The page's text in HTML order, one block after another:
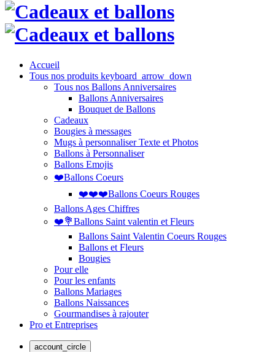
Accueil
Tous nos produits keyboard_arrow_down
Tous nos Ballons Anniversaires
Ballons Anniversaires
Bouquet de Ballons
Cadeaux
Bougies à messages
Mugs à personnaliser Texte et Photos
Ballons à Personnaliser
Ballons Emojis
❤️Ballons Coeurs
❤️❤️❤️Ballons Coeurs Rouges
Ballons Ages Chiffres
❤️💐Ballons Saint valentin et Fleurs
Ballons Saint Valentin Coeurs Rouges
Ballons et Fleurs
Bougies
Pour elle
Pour les enfants
Ballons Mariages
Ballons Naissances
Gourmandises à rajouter
Pro et Entreprises
account_circle